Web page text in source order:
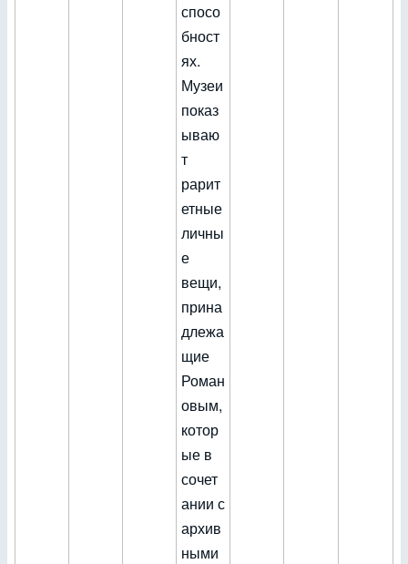
спосо
бност
ях.
Музеи
показ
ываю
т
рарит
етные
личны
е
вещи,
прина
длежа
щие
Роман
овым,
котор
ые в
сочет
ании с
архив
ными